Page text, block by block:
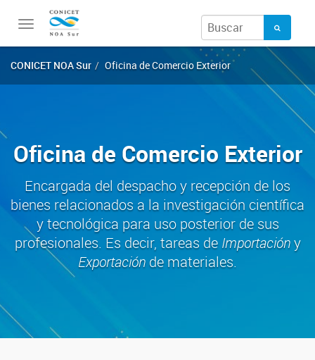
Toggle
navigation
CONICET NOA Sur Oficina de Comercio Exterior
Oficina de Comercio Exterior
Encargada del despacho y recepción de los
bienes relacionados a la investigación científica
y tecnológica para uso posterior de sus
profesionales. Es decir, tareas de Importacióny
Exportación de materiales.